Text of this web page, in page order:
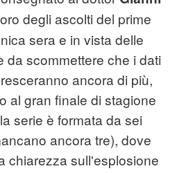
degli ascolti del prime
sera e in vista delle
da scommettere che i dati
ancora di più,
al gran finale di stagione
serie è formata da sei
ancora tre), dove
chiarezza sull'esplosione